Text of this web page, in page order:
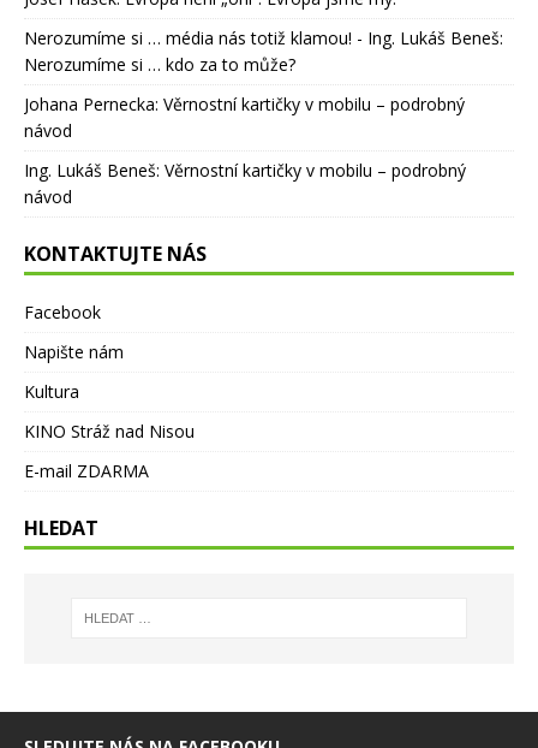
Nerozumíme si … média nás totiž klamou! - Ing. Lukáš Beneš:
Nerozumíme si … kdo za to může?
Johana Pernecka: Věrnostní kartičky v mobilu – podrobný
návod
Ing. Lukáš Beneš: Věrnostní kartičky v mobilu – podrobný
návod
KONTAKTUJTE NÁS
Facebook
Napište nám
Kultura
KINO Stráž nad Nisou
E-mail ZDARMA
HLEDAT